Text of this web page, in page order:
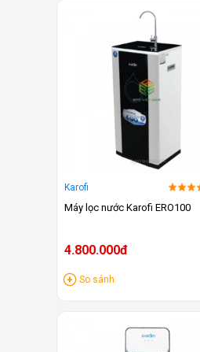
Karofi
Máy lọc nước Karofi ERO100
4.800.000đ
So sánh